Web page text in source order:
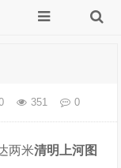
351 0
两米清明上河图